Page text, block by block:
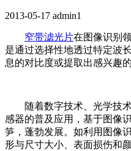
2013-05-17 admin1
窄带滤光片在图像识别
是通过选择性地透过特定波
息的对比度或提取出感兴趣的
随着数字技术、光学技
感器的普及应用，基于图像
笋，蓬勃发展。如利用图像
形与尺寸大小、表面损伤和